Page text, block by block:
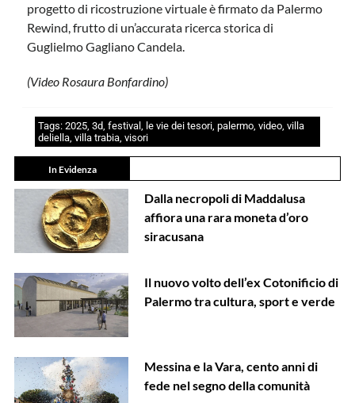
progetto di ricostruzione virtuale è firmato da Palermo
Rewind, frutto di un’accurata ricerca storica di
Guglielmo Gagliano Candela.
(Video Rosaura Bonfardino)
Tags: 2025, 3d, festival , le vie dei tesori, palermo, video, villa
deliella, villa trabia, visori
In Evidenza
Dalla necropoli di Maddalusa
affiora una rara moneta d’oro
siracusana
Il nuovo volto dell’ex Cotonificio di
Palermo tra cultura, sport e verde
Messina e la Vara, cento anni di
fede nel segno della comunità